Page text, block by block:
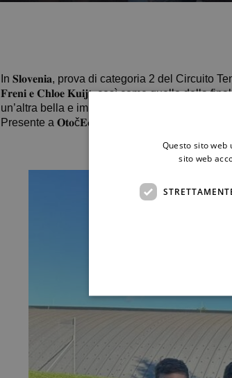
In 𝐒𝐥𝐨𝐯𝐞𝐧𝐢𝐚, prova di categoria 2 del Circuito
𝐅𝐫𝐞𝐧𝐢 𝐞 𝐂𝐡𝐥𝐨𝐞 𝐊𝐮𝐢𝐣𝐭, così come quello della
un’altra bella e importante esperienza
Presente a 𝐎𝐭𝐨č𝐄𝐜 il maestro 𝐂𝐥𝐚𝐮𝐝𝐢𝐨 𝐃𝐢
Questo sito web
sito web